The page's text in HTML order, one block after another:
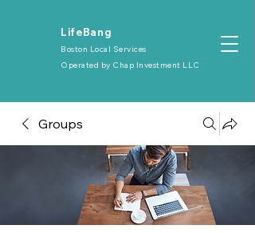
​LifeBang
Boston Local Services
Operated by Chap Investment LLC
Groups